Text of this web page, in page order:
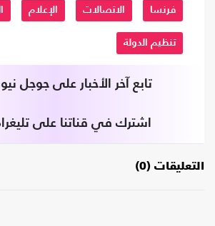
فرنسا الاتصالات الإعلام
تنظيم الدولة
تابع آخر الأخبار على جوجل
اشترك في قناتنا على
التعليقات (0)